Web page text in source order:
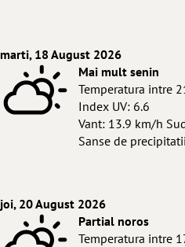
marti, 18 August 2026
Mai mult senin
Temperatura intre
Index UV: 6.6
Vant: 13.9 km/h
Sanse de
joi, 20 August 2026
Partial noros
Temperatura intre